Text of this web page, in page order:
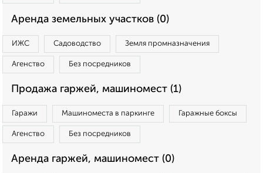
Аренда земельных участков (0)
ИЖС Садоводство Земля промназначения
Агенство Без посредников
Продажа гаржей, машиномест (1)
Гаражи Машиноместа в паркинге Гаражные боксы
Агенство Без посредников
Аренда гаржей, машиномест (0)